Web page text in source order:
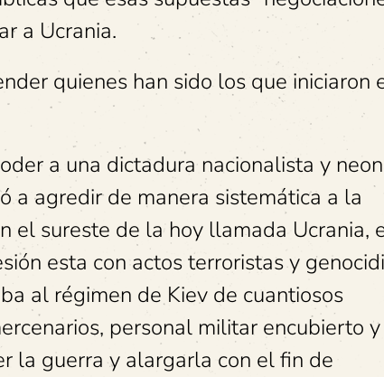
a Ucrania.
quienes han sido los que iniciaron
a una dictadura nacionalista y
a agredir de manera sistemática a la
el sureste de la hoy llamada Ucrania,
esta con actos terroristas y
al régimen de Kiev de cuantiosos
personal militar encubierto y
la guerra y alargarla con el fin de